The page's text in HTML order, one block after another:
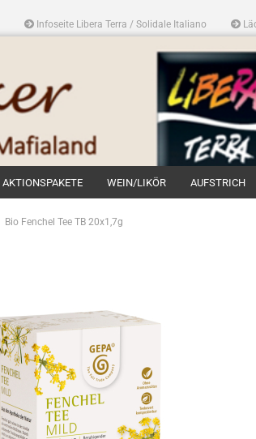
Infoseite Libera Terra / Solidale Italiano
AKTIONSPAKETE WEIN/LIKÖR AUFSTRICH
Bio Fenchel Tee TB 20x1,7g